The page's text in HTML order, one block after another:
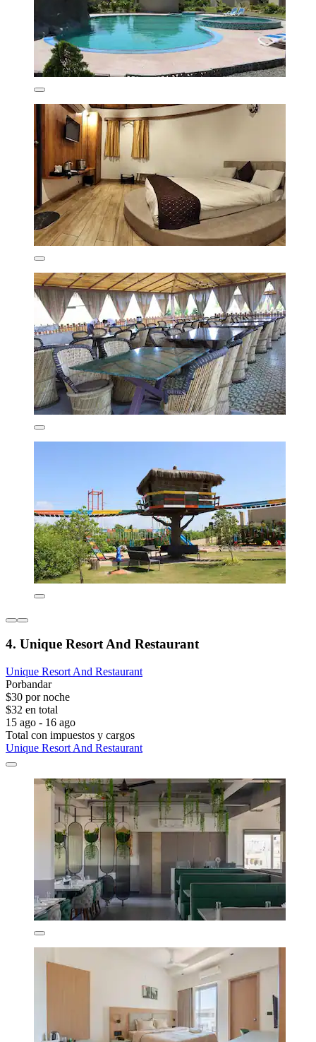
4. Unique Resort And Restaurant
Unique Resort And Restaurant
Porbandar
$30 por noche
$32 en total
15 ago - 16 ago
Total con impuestos y cargos
Unique Resort And Restaurant